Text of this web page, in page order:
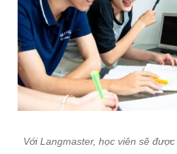
Với Langmaster, học viên sẽ